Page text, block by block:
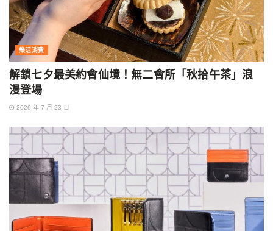
樂活消費
解鎖七夕最美約會仙境！無二會所「秋拾午茶」浪
漫登場
2026 年 7 月 23 日